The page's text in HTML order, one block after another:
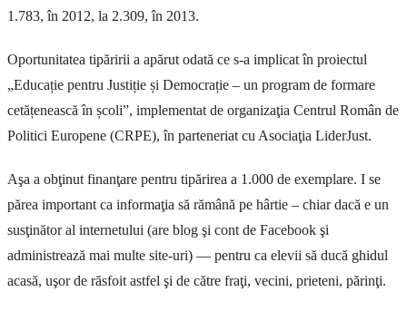
1.783, în 2012, la 2.309, în 2013.
Oportunitatea tipăririi a apărut odată ce s-a implicat în proiectul
„Educație pentru Justiție și Democrație – un program de formare
cetățenească în școli”, implementat de organizaţia Centrul Român de
Politici Europene (CRPE), în parteneriat cu Asociaţia LiderJust.
Aşa a obţinut finanţare pentru tipărirea a 1.000 de exemplare. I se
părea important ca informaţia să rămână pe hârtie – chiar dacă e un
susţinător al internetului (are blog şi cont de Facebook şi
administrează mai multe site-uri) — pentru ca elevii să ducă ghidul
acasă, uşor de răsfoit astfel şi de către fraţi, vecini, prieteni, părinţi.